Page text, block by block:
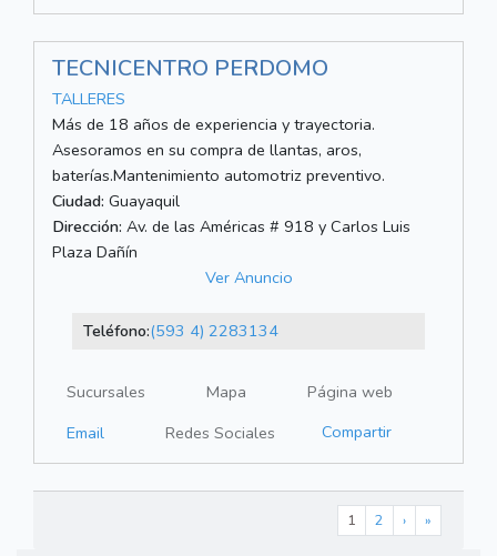
TECNICENTRO PERDOMO
TALLERES
Más de 18 años de experiencia y trayectoria.
Asesoramos en su compra de llantas, aros,
baterías.Mantenimiento automotriz preventivo.
Ciudad: Guayaquil
Dirección: Av. de las Américas # 918 y Carlos Luis
Plaza Dañín
Ver Anuncio
Teléfono:(593 4) 2283134
Sucursales Mapa
Página web
Email
Redes Sociales Compartir
1 2 › »